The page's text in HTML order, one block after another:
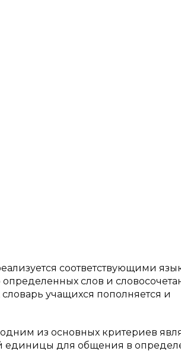
соответствующими
слов и
учащихся пополняется и
из основных критериев
единицы для общения в